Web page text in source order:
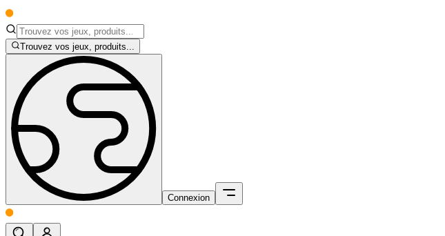
Trouvez vos jeux, produits...
Connexion